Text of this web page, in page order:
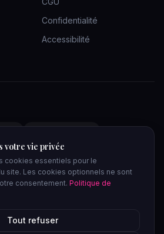
Confidentialité
Accessibilité
Toulouse
Strasbourg
Clubs Nice
Paris Saunas Lyon
votre vie privée
cookies essentiels pour le
site. Les cookies optionnels ne sont
consentement. Politique de
Tout refuser